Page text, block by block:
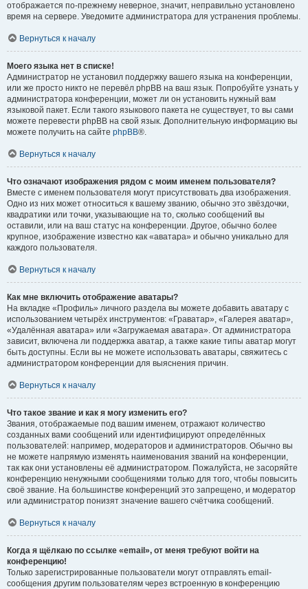
отображается по-прежнему неверное, значит, неправильно установлено
время на сервере. Уведомите администратора для устранения проблемы.
Вернуться к началу
Моего языка нет в списке!
Администратор не установил поддержку вашего языка на конференции,
или же просто никто не перевёл phpBB на ваш язык. Попробуйте узнать у
администратора конференции, может ли он установить нужный вам
языковой пакет. Если такого языкового пакета не существует, то вы сами
можете перевести phpBB на свой язык. Дополнительную информацию вы
можете получить на сайте phpBB®.
Вернуться к началу
Что означают изображения рядом с моим именем пользователя?
Вместе с именем пользователя могут присутствовать два изображения.
Одно из них может относиться к вашему званию, обычно это звёздочки,
квадратики или точки, указывающие на то, сколько сообщений вы
оставили, или на ваш статус на конференции. Другое, обычно более
крупное, изображение известно как «аватара» и обычно уникально для
каждого пользователя.
Вернуться к началу
Как мне включить отображение аватары?
На вкладке «Профиль» личного раздела вы можете добавить аватару с
использованием четырёх инструментов: «Граватар», «Галерея аватар»,
«Удалённая аватара» или «Загружаемая аватара». От администратора
зависит, включена ли поддержка аватар, а также какие типы аватар могут
быть доступны. Если вы не можете использовать аватары, свяжитесь с
администратором конференции для выяснения причин.
Вернуться к началу
Что такое звание и как я могу изменить его?
Звания, отображаемые под вашим именем, отражают количество
созданных вами сообщений или идентифицируют определённых
пользователей: например, модераторов и администраторов. Обычно вы
не можете напрямую изменять наименования званий на конференции,
так как они установлены её администратором. Пожалуйста, не засоряйте
конференцию ненужными сообщениями только для того, чтобы повысить
своё звание. На большинстве конференций это запрещено, и модератор
или администратор понизят значение вашего счётчика сообщений.
Вернуться к началу
Когда я щёлкаю по ссылке «email», от меня требуют войти на
конференцию!
Только зарегистрированные пользователи могут отправлять email-
сообщения другим пользователям через встроенную в конференцию